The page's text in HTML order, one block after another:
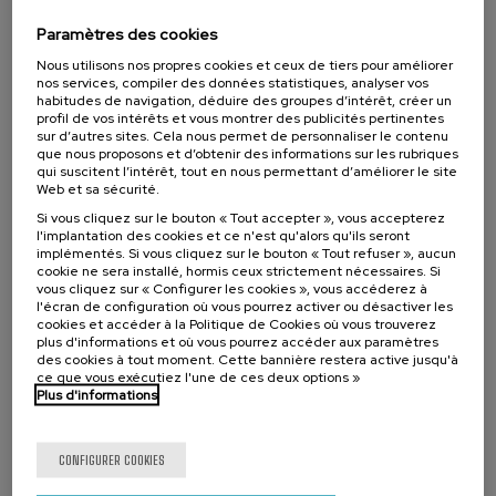
...
À PARTIR DEDernières
places
Gratuit
Date
passée
Liste
d'attente
Période
d'inscription
terminée
SOCIÉTÉ SANTÉ ÉGALITÉ
Salud Mental con Perspectiva de Género VI:
Liderazgo y empoderamiento feminista. No
Paramètres des cookies
Nous utilisons nos propres cookies et ceux de tiers pour améliorer
nos services, compiler des données statistiques, analyser vos
habitudes de navigation, déduire des groupes d’intérêt, créer un
profil de vos intérêts et vous montrer des publicités pertinentes
sur d’autres sites. Cela nous permet de personnaliser le contenu
que nous proposons et d’obtenir des informations sur les rubriques
qui suscitent l’intérêt, tout en nous permettant d’améliorer le site
Web et sa sécurité.
Si vous cliquez sur le bouton « Tout accepter », vous accepterez
l'implantation des cookies et ce n'est qu'alors qu'ils seront
implémentés. Si vous cliquez sur le bouton « Tout refuser », aucun
cookie ne sera installé, hormis ceux strictement nécessaires. Si
vous cliquez sur « Configurer les cookies », vous accéderez à
l'écran de configuration où vous pourrez activer ou désactiver les
cookies et accéder à la Politique de Cookies où vous trouverez
plus d'informations et où vous pourrez accéder aux paramètres
des cookies à tout moment. Cette bannière restera active jusqu'à
ce que vous exécutiez l'une de ces deux options »
Plus d'informations
CONFIGURER COOKIES